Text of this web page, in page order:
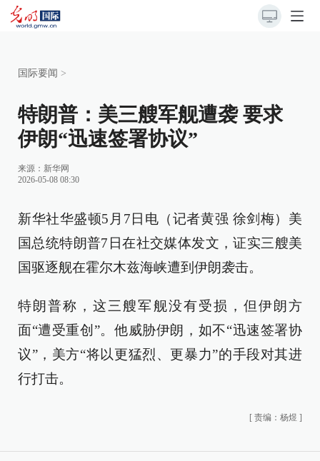
国际要闻 >
特朗普：美三艘军舰遭袭 要求
伊朗“迅速签署协议”
来源： 新华网
2026-05-08 08:30
新华社华盛顿5月7日电（记者黄强 徐剑梅）美
国总统特朗普7日在社交媒体发文，证实三艘美
国驱逐舰在霍尔木兹海峡遭到伊朗袭击。
特朗普称，这三艘军舰没有受损，但伊朗方
面“遭受重创”。他威胁伊朗，如不“迅速签署协
议”，美方“将以更猛烈、更暴力”的手段对其进
行打击。
[ 责编：杨煜 ]